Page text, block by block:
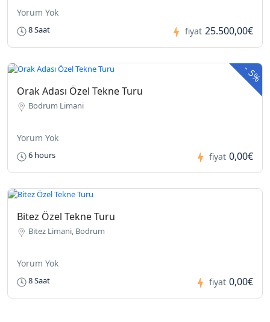
Yorum Yok
8 Saat fiyat 25.500,00€
-
5%
Orak Adası Özel Tekne Turu
Bodrum Limani
Yorum Yok
6 hours fiyat 0,00€
Bitez Özel Tekne Turu
Bitez Limani, Bodrum
Yorum Yok
8 Saat fiyat 0,00€